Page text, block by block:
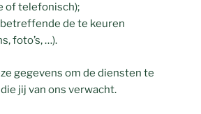
of telefonisch);
de te keuren
foto’s, …).
gegevens om de diensten te
jij van ons verwacht.